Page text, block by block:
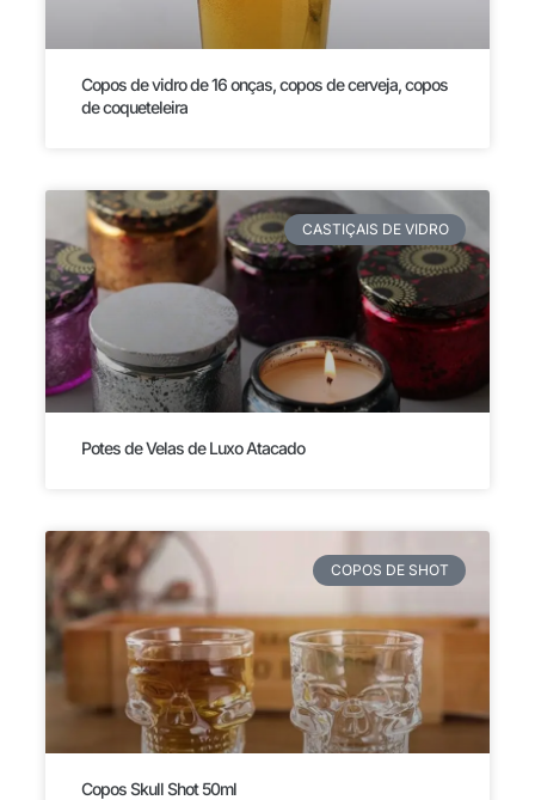
Copos de vidro de 16 onças, copos de cerveja, copos
de coqueteleira
CASTIÇAIS DE VIDRO
Potes de Velas de Luxo Atacado
COPOS DE SHOT
Copos Skull Shot 50ml